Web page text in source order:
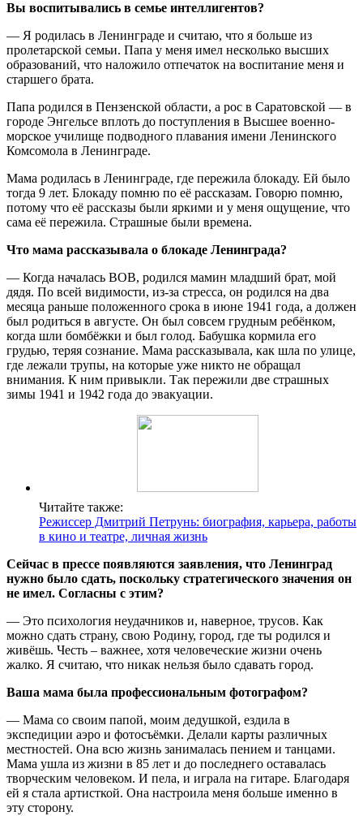
Вы воспитывались в семье интеллигентов?
— Я родилась в Ленинграде и считаю, что я больше из
пролетарской семьи. Папа у меня имел несколько высших
образований, что наложило отпечаток на воспитание меня и
старшего брата.
Папа родился в Пензенской области, а рос в Саратовской — в
городе Энгельсе вплоть до поступления в Высшее военно-
морское училище подводного плавания имени Ленинского
Комсомола в Ленинграде.
Мама родилась в Ленинграде, где пережила блокаду. Ей было
тогда 9 лет. Блокаду помню по её рассказам. Говорю помню,
потому что её рассказы были яркими и у меня ощущение, что
сама её пережила. Страшные были времена.
Что мама рассказывала о блокаде Ленинграда?
— Когда началась ВОВ, родился мамин младший брат, мой
дядя. По всей видимости, из-за стресса, он родился на два
месяца раньше положенного срока в июне 1941 года, а должен
был родиться в августе. Он был совсем грудным ребёнком,
когда шли бомбёжки и был голод. Бабушка кормила его
грудью, теряя сознание. Мама рассказывала, как шла по улице,
где лежали трупы, на которые уже никто не обращал
внимания. К ним привыкли. Так пережили две страшных
зимы 1941 и 1942 года до эвакуации.
Читайте также:
Режиссер Дмитрий Петрунь: биография, карьера, работы
в кино и театре, личная жизнь
Сейчас в прессе появляются заявления, что Ленинград
нужно было сдать, поскольку стратегического значения он
не имел. Согласны с этим?
— Это психология неудачников и, наверное, трусов. Как
можно сдать страну, свою Родину, город, где ты родился и
живёшь. Честь – важнее, хотя человеческие жизни очень
жалко. Я считаю, что никак нельзя было сдавать город.
Ваша мама была профессиональным фотографом?
— Мама со своим папой, моим дедушкой, ездила в
экспедиции аэро и фотосъёмки. Делали карты различных
местностей. Она всю жизнь занималась пением и танцами.
Мама ушла из жизни в 85 лет и до последнего оставалась
творческим человеком. И пела, и играла на гитаре. Благодаря
ей я стала артисткой. Она настроила меня больше именно в
эту сторону.